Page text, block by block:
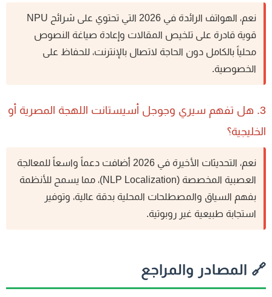
نعم، الهواتف الرائدة في 2026 التي تحتوي على شرائح NPU
قوية قادرة على تلخيص المقالات وإعادة صياغة النصوص
محلياً بالكامل دون الحاجة لاتصال بالإنترنت، للحفاظ على
الخصوصية.
3. هل تفهم سيري وجوجل أسيستانت اللهجة المصرية أو
نعم، التحديثات الأخيرة في 2026 أضافت دعماً واسعاً للمعالجة
العصبية المخصصة (NLP Localization)، مما يسمح للأنظمة
بفهم السياق والمصطلحات المحلية بدقة عالية، وتوفير
استجابة طبيعية غير روبوتية.
المصادر والمراجع